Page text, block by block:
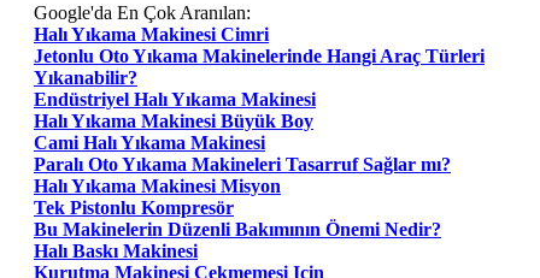
Google'da En Çok Aranılan:
Halı Yıkama Makinesi Cimri
Jetonlu Oto Yıkama Makinelerinde Hangi Araç Türleri
Yıkanabilir?
Endüstriyel Halı Yıkama Makinesi
Halı Yıkama Makinesi Büyük Boy
Cami Halı Yıkama Makinesi
Paralı Oto Yıkama Makineleri Tasarruf Sağlar mı?
Halı Yıkama Makinesi Misyon
Tek Pistonlu Kompresör
Bu Makinelerin Düzenli Bakımının Önemi Nedir?
Halı Baskı Makinesi
Kurutma Makinesi Çekmemesi Için